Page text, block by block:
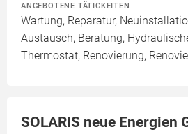
ANGEBOTENE TÄTIGKEITEN
Wartung, Reparatur,
Austausch, Beratung,
Thermostat, Renovierung,
SOLARIS neue Energien